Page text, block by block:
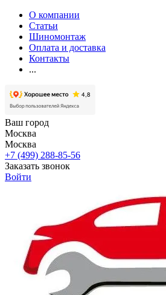
О компании
Статьи
Шиномонтаж
Оплата и доставка
Контакты
...
Ваш город
Москва
Москва
+7 (499) 288-85-56
Заказать звонок
Войти